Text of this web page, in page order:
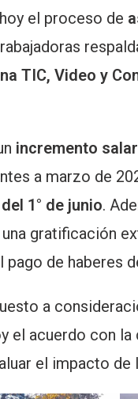
el proceso de
TIC, Video y
incremento
a marzo de
1° de junio.
gratificación
de haberes
a
el acuerdo con
el impacto